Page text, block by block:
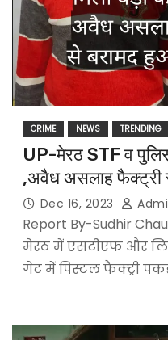
CRIME NEWS TRENDING
UP-मेरठ STF व पुलिस
,अवैध असलाह फैक्ट्री
Dec 16, 2023
Report By-Sudhir
मेरठ में एसटीएफ और
गेट में पिस्टल फैक्ट्री